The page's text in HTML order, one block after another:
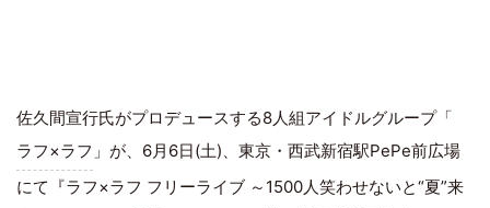
佐久間宣行氏がプロデュースする8人組アイドルグループ「
ラフ×ラフ 」が、6月6日(土)、東京・西武新宿駅PePe前広場
にて『ラフ×ラフ フリーライブ ～1500人笑わせないと“夏”来